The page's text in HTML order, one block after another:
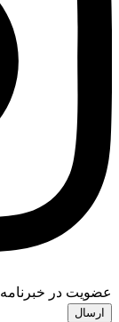
عضویت در خبرنامه
ارسال